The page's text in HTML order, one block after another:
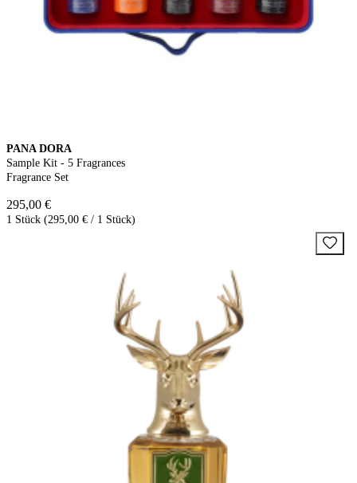
PANA DORA
Sample Kit - 5 Fragrances
Fragrance Set
295,00 €
1 Stück (295,00 € / 1 Stück)